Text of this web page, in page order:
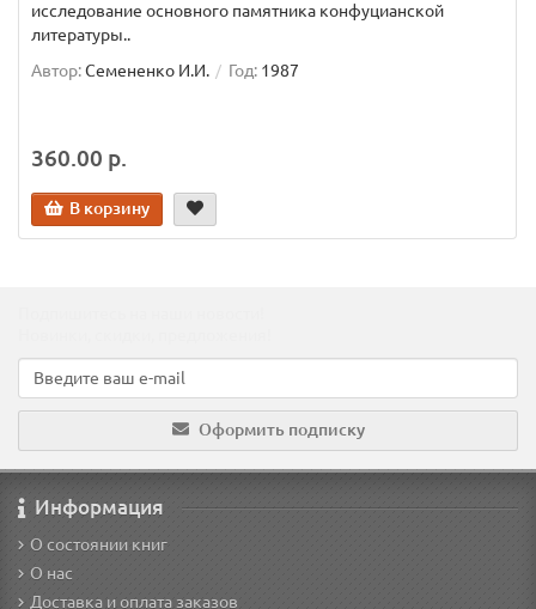
исследование основного памятника конфуцианской
литературы..
Автор:Семененко И.И. Год: 1987
360.00 р.
В корзину
Оформить подписку
Информация
О состоянии книг
О нас
Доставка и оплата заказов